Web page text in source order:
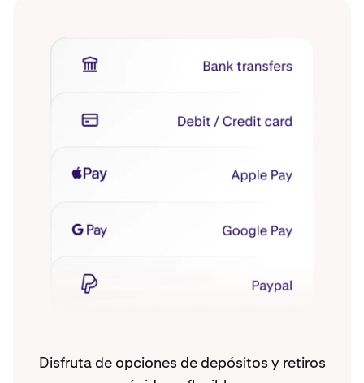
Disfruta de opciones de depósitos y retiros